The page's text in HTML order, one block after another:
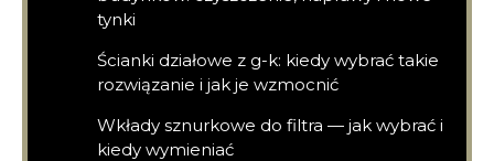
tynki
Ścianki działowe z g-k: kiedy wybrać takie
rozwiązanie i jak je wzmocnić
Wkłady sznurkowe do filtra — jak wybrać i
kiedy wymieniać